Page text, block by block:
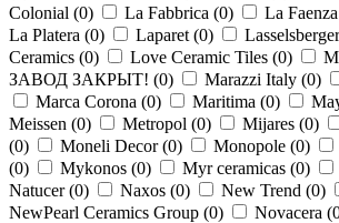
Colonial (0) La Fabbrica (0) La
La Platera (0) Laparet (0)
Ceramics (0) Love Ceramic Tiles (0)
ЗАВОД ЗАКРЫТ! (0) Marazzi Italy (0)
Marca Corona (0) Maritima (0)
Meissen (0) Metropol (0) Mijares (0)
(0) Moneli Decor (0) Monopole (0)
(0) Mykonos (0) Myr ceramicas (0)
Natucer (0) Naxos (0) New Trend (0)
NewPearl Ceramics Group (0) Novacera (